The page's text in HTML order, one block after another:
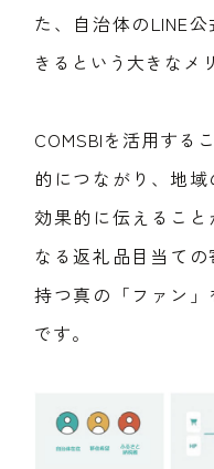
た、自治体のLINE
きるという大きなメ
COMSBIを活用する
的につながり、地
効果的に伝えるこ
なる返礼品目当て
持つ真の「ファン
です。